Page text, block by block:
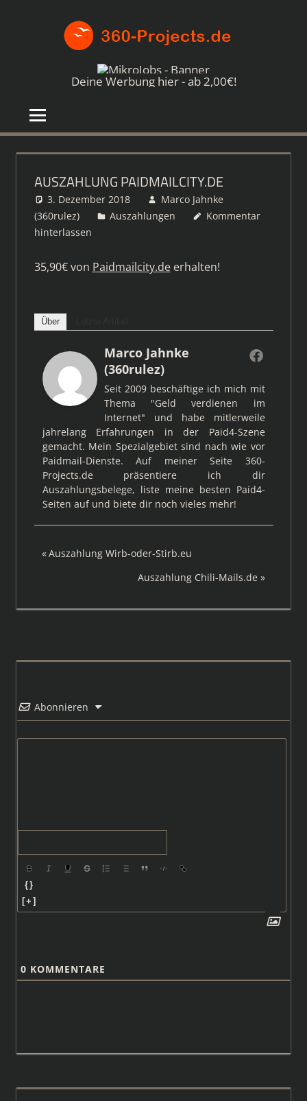
Seiten
im
Netz
Deine Werbung hier - ab 2,00€!
AUSZAHLUNG PAIDMAILCITY.DE
3. Dezember 2018
Marco Jahnke
(360rulez)
Auszahlungen
Kommentar
hinterlassen
35,90€ von Paidmailcity.deerhalten!
Über
Marco Jahnke
(360rulez)
Seit 2009 beschäftige ich mich mit
Thema "Geld verdienen im
Internet" und habe mitlerweile
jahrelang Erfahrungen in der Paid4-Szene
gemacht. Mein Spezialgebiet sind nach wie vor
Paidmail-Dienste. Auf meiner Seite 360-
Projects.de präsentiere ich dir
Auszahlungsbelege, liste meine besten Paid4-
Seiten auf und biete dir noch vieles mehr!
Beitragsnavigation
Vorheriger
Auszahlung Wirb-oder-Stirb.eu
Nächster
Auszahlung Chili-Mails.de
Abonnieren
{}
[+]
0 KOMMENTARE